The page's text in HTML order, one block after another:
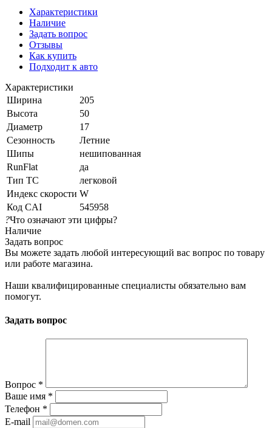
Характеристики
Наличие
Задать вопрос
Отзывы
Как купить
Подходит к авто
Характеристики
Ширина
205
Высота
50
Диаметр
17
Сезонность
Летние
Шипы
нешипованная
RunFlat
да
Тип ТС
легковой
Индекс скорости W
Код CAI
545958
?Что означают эти цифры?
Наличие
Задать вопрос
Вы можете задать любой интересующий вас вопрос по товару
или работе магазина.
Наши квалифицированные специалисты обязательно вам
помогут.
Задать вопрос
Вопрос *
Ваше имя *
Телефон *
E-mail